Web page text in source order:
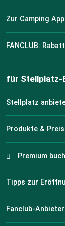
Zur Camping
FANCLUB:
für Stellplatz-
Stellplatz
Produkte &
Premium
Tipps zur
Fanclub-